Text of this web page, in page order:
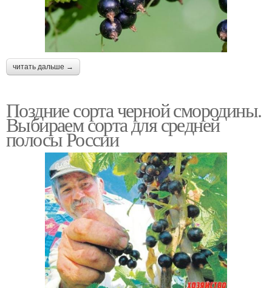
читать дальше →
Поздние сорта черной смородины.
Выбираем сорта для средней
полосы России